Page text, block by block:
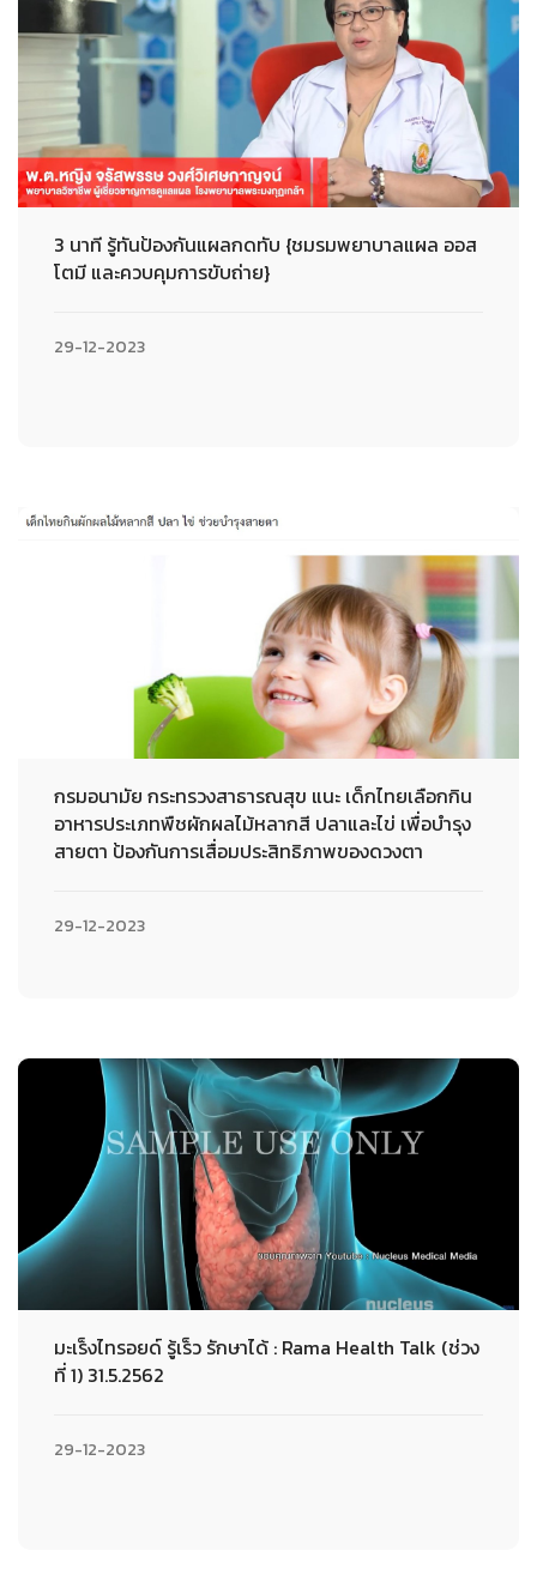
3 นาที รู้ทันป้องกันแผลกดทับ {ชมรมพยาบาลแผล ออส
โตมี และควบคุมการขับถ่าย}
29-12-2023
กรมอนามัย กระทรวงสาธารณสุข แนะ เด็กไทยเลือกกิน
อาหารประเภทพืชผักผลไม้หลากสี ปลาและไข่ เพื่อบำรุง
สายตา ป้องกันการเสื่อมประสิทธิภาพของดวงตา
29-12-2023
มะเร็งไทรอยด์ รู้เร็ว รักษาได้ : Rama Health Talk (ช่วง
ที่ 1) 31.5.2562
29-12-2023